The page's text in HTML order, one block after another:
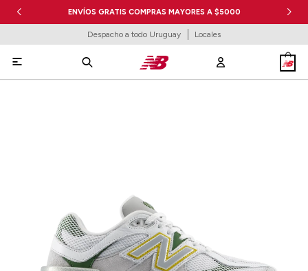
ENVÍOS GRATIS COMPRAS MAYORES A $5000
Despacho a todo Uruguay Locales
